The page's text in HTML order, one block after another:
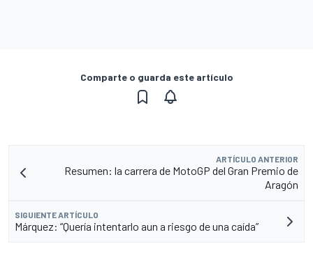
Comparte o guarda este artículo
ARTÍCULO ANTERIOR
Resumen: la carrera de MotoGP del Gran Premio de
Aragón
SIGUIENTE ARTÍCULO
Márquez: “Quería intentarlo aun a riesgo de una caída”